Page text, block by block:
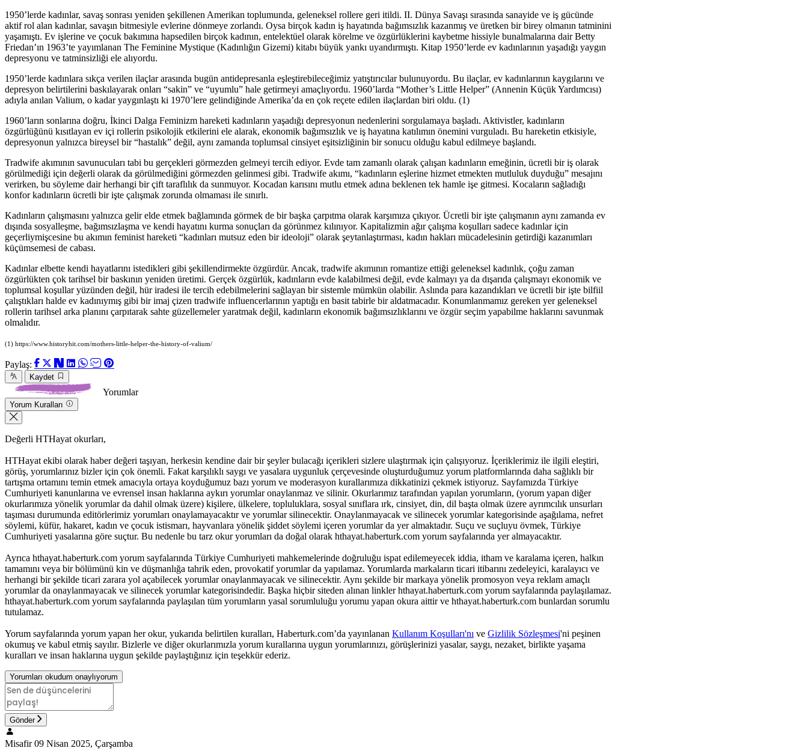
1950’lerde kadınlar, savaş sonrası yeniden şekillenen Amerikan toplumunda, geleneksel rollere geri itildi. II. Dünya Savaşı sırasında sanayide ve iş gücünde
aktif rol alan kadınlar, savaşın bitmesiyle evlerine dönmeye zorlandı. Oysa birçok kadın iş hayatında bağımsızlık kazanmış ve üretken bir birey olmanın tatminini
yaşamıştı. Ev işlerine ve çocuk bakımına hapsedilen birçok kadının, entelektüel olarak körelme ve özgürlüklerini kaybetme hissiyle bunalmalarına dair Betty
Friedan’ın 1963’te yayımlanan The Feminine Mystique (Kadınlığın Gizemi) kitabı büyük yankı uyandırmıştı. Kitap 1950’lerde ev kadınlarının yaşadığı yaygın
depresyonu ve tatminsizliği ele alıyordu.
1950’lerde kadınlara sıkça verilen ilaçlar arasında bugün antidepresanla eşleştirebileceğimiz yatıştırıcılar bulunuyordu. Bu ilaçlar, ev kadınlarının kaygılarını ve
depresyon belirtilerini baskılayarak onları “sakin” ve “uyumlu” hale getirmeyi amaçlıyordu. 1960’larda “Mother’s Little Helper” (Annenin Küçük Yardımcısı)
adıyla anılan Valium, o kadar yaygınlaştı ki 1970’lere gelindiğinde Amerika’da en çok reçete edilen ilaçlardan biri oldu. (1)
1960’ların sonlarına doğru, İkinci Dalga Feminizm hareketi kadınların yaşadığı depresyonun nedenlerini sorgulamaya başladı. Aktivistler, kadınların
özgürlüğünü kısıtlayan ev içi rollerin psikolojik etkilerini ele alarak, ekonomik bağımsızlık ve iş hayatına katılımın önemini vurguladı. Bu hareketin etkisiyle,
depresyonun yalnızca bireysel bir “hastalık” değil, aynı zamanda toplumsal cinsiyet eşitsizliğinin bir sonucu olduğu kabul edilmeye başlandı.
Tradwife akımının savunucuları tabi bu gerçekleri görmezden gelmeyi tercih ediyor. Evde tam zamanlı olarak çalışan kadınların emeğinin, ücretli bir iş olarak
görülmediği için değerli olarak da görülmediğini görmezden gelinmesi gibi. Tradwife akımı, “kadınların eşlerine hizmet etmekten mutluluk duyduğu” mesajını
verirken, bu söyleme dair herhangi bir çift taraflılık da sunmuyor. Kocadan karısını mutlu etmek adına beklenen tek hamle işe gitmesi. Kocaların sağladığı
konfor kadınların ücretli bir işte çalışmak zorunda olmaması ile sınırlı.
Kadınların çalışmasını yalnızca gelir elde etmek bağlamında görmek de bir başka çarpıtma olarak karşımıza çıkıyor. Ücretli bir işte çalışmanın aynı zamanda ev
dışında sosyalleşme, bağımsızlaşma ve kendi hayatını kurma sonuçları da görünmez kılınıyor. Kapitalizmin ağır çalışma koşulları sadece kadınlar için
geçerliymişcesine bu akımın feminist hareketi “kadınları mutsuz eden bir ideoloji” olarak şeytanlaştırması, kadın hakları mücadelesinin getirdiği kazanımları
küçümsemesi de cabası.
Kadınlar elbette kendi hayatlarını istedikleri gibi şekillendirmekte özgürdür. Ancak, tradwife akımının romantize ettiği geleneksel kadınlık, çoğu zaman
özgürlükten çok tarihsel bir baskının yeniden üretimi. Gerçek özgürlük, kadınların evde kalabilmesi değil, evde kalmayı ya da dışarıda çalışmayı ekonomik ve
toplumsal koşullar yüzünden değil, hür iradesi ile tercih edebilmelerini sağlayan bir sistemle mümkün olabilir. Aslında para kazandıkları ve ücretli bir işte bilfiil
çalıştıkları halde ev kadınıymış gibi bir imaj çizen tradwife influencerlarının yaptığı en basit tabirle bir aldatmacadır. Konumlanmamız gereken yer geleneksel
rollerin tarihsel arka planını çarpıtarak sahte güzellemeler yaratmak değil, kadınların ekonomik bağımsızlıklarını ve özgür seçim yapabilme haklarını savunmak
olmalıdır.
(1) https://www.historyhit.com/mothers-little-helper-the-history-of-valium/
Paylaş:
Kaydet
Yorumlar
Yorum Kuralları
Değerli HTHayat okurları,
HTHayat ekibi olarak haber değeri taşıyan, herkesin kendine dair bir şeyler bulacağı içerikleri sizlere ulaştırmak için çalışıyoruz. İçeriklerimiz ile ilgili eleştiri,
görüş, yorumlarınız bizler için çok önemli. Fakat karşılıklı saygı ve yasalara uygunluk çerçevesinde oluşturduğumuz yorum platformlarında daha sağlıklı bir
tartışma ortamını temin etmek amacıyla ortaya koyduğumuz bazı yorum ve moderasyon kurallarımıza dikkatinizi çekmek istiyoruz. Sayfamızda Türkiye
Cumhuriyeti kanunlarına ve evrensel insan haklarına aykırı yorumlar onaylanmaz ve silinir. Okurlarımız tarafından yapılan yorumların, (yorum yapan diğer
okurlarımıza yönelik yorumlar da dahil olmak üzere) kişilere, ülkelere, topluluklara, sosyal sınıflara ırk, cinsiyet, din, dil başta olmak üzere ayrımcılık unsurları
taşıması durumunda editörlerimiz yorumları onaylamayacaktır ve yorumlar silinecektir. Onaylanmayacak ve silinecek yorumlar kategorisinde aşağılama, nefret
söylemi, küfür, hakaret, kadın ve çocuk istismarı, hayvanlara yönelik şiddet söylemi içeren yorumlar da yer almaktadır. Suçu ve suçluyu övmek, Türkiye
Cumhuriyeti yasalarına göre suçtur. Bu nedenle bu tarz okur yorumları da doğal olarak hthayat.haberturk.com yorum sayfalarında yer almayacaktır.
Ayrıca hthayat.haberturk.com yorum sayfalarında Türkiye Cumhuriyeti mahkemelerinde doğruluğu ispat edilemeyecek iddia, itham ve karalama içeren, halkın
tamamını veya bir bölümünü kin ve düşmanlığa tahrik eden, provokatif yorumlar da yapılamaz. Yorumlarda markaların ticari itibarını zedeleyici, karalayıcı ve
herhangi bir şekilde ticari zarara yol açabilecek yorumlar onaylanmayacak ve silinecektir. Aynı şekilde bir markaya yönelik promosyon veya reklam amaçlı
yorumlar da onaylanmayacak ve silinecek yorumlar kategorisindedir. Başka hiçbir siteden alınan linkler hthayat.haberturk.com yorum sayfalarında paylaşılamaz.
hthayat.haberturk.com yorum sayfalarında paylaşılan tüm yorumların yasal sorumluluğu yorumu yapan okura aittir ve hthayat.haberturk.com bunlardan sorumlu
tutulamaz.
Yorum sayfalarında yorum yapan her okur, yukarıda belirtilen kuralları, Haberturk.com’da yayınlanan Kullanım Koşulları'nı ve Gizlilik Sözleşmesi'ni peşinen
okumuş ve kabul etmiş sayılır. Bizlerle ve diğer okurlarımızla yorum kurallarına uygun yorumlarınızı, görüşlerinizi yasalar, saygı, nezaket, birlikte yaşama
kuralları ve insan haklarına uygun şekilde paylaştığınız için teşekkür ederiz.
Yorumları okudum onaylıyorum
Gönder
Misafir 09 Nisan 2025, Çarşamba